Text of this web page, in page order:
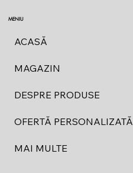
MENIU
ACASĂ
MAGAZIN
DESPRE PRODUSE
OFERTĂ PERSONALIZATĂ
MAI MULTE